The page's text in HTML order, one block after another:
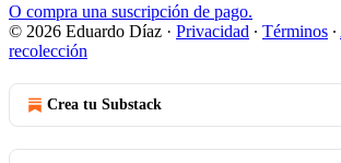
O compra una suscripción de pago.
© 2026 Eduardo Díaz · Privacidad ∙ Términos ∙
recolección
Crea tu Substack